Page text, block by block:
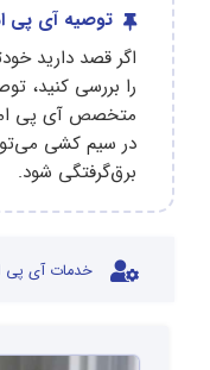
توصیه آی پی
اگر قصد دارید
را بررسی کنید،
متخصص آی پی
در سیم‌ کشی
برق‌گرفتگی شود.
خدمات آی پی